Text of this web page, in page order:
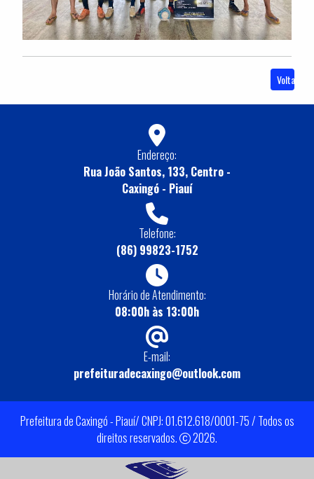
Voltar
Endereço:
Rua João Santos, 133, Centro -
Caxingó - Piauí
Telefone:
(86) 99823-1752
Horário de Atendimento:
08:00h às 13:00h
E-mail:
prefeituradecaxingo@outlook.com
Prefeitura de Caxingó - Piauí/ CNPJ: 01.612.618/0001-75 / Todos os
direitos reservados.
2026.